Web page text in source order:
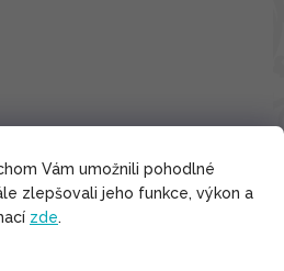
Vám umožnili pohodlné
zlepšovali jeho funkce, výkon a
zde.